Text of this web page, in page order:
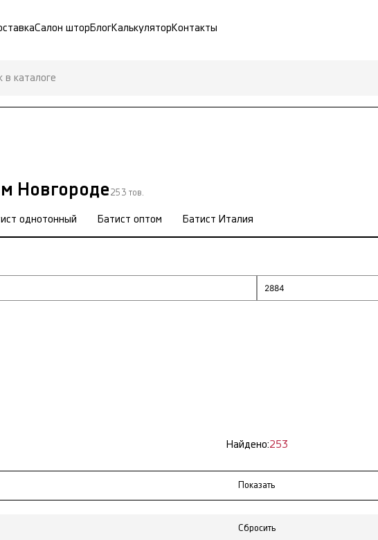
Салон штор БлогКалькулятор Контакты
Новгороде 253 тов.
однотонный Батист оптом Батист Италия
Найдено:253
Сбросить